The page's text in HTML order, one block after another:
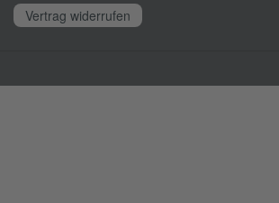
Vertrag widerrufen